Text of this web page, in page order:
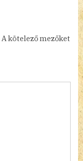
A kötelező mezőket